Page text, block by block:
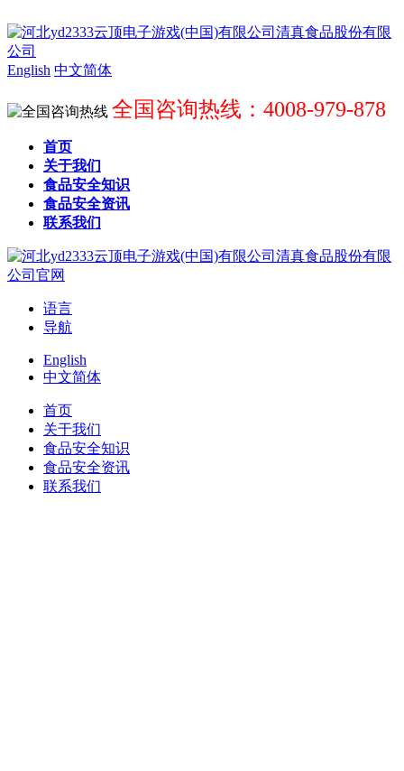
English 中文简体
全国咨询热线：4008-979-878
首页
关于我们
食品安全知识
食品安全资讯
联系我们
语言
导航
English
中文简体
首页
关于我们
食品安全知识
食品安全资讯
联系我们